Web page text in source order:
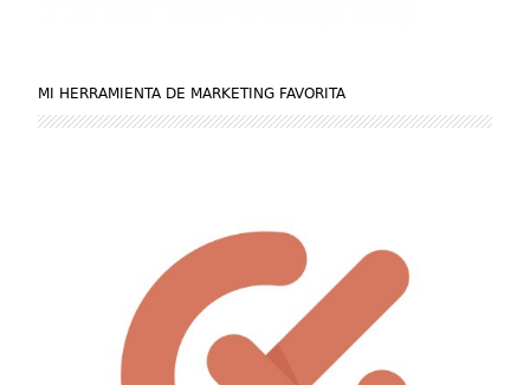
MI HERRAMIENTA DE MARKETING FAVORITA